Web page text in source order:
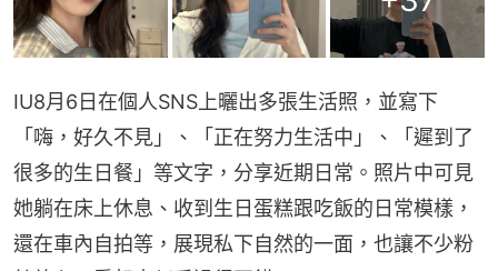
IU8月6日在個人SNS上曬出多張生活照，並寫下
「嗨，好久不見」、「正在努力生活中」、「遲到了
很多的生日餐」等文字，分享近期日常。照片中可見
她躺在床上休息、收到生日蛋糕跟吃飯的日常模樣，
還在車內自拍等，展現私下自然的一面，也讓不少粉